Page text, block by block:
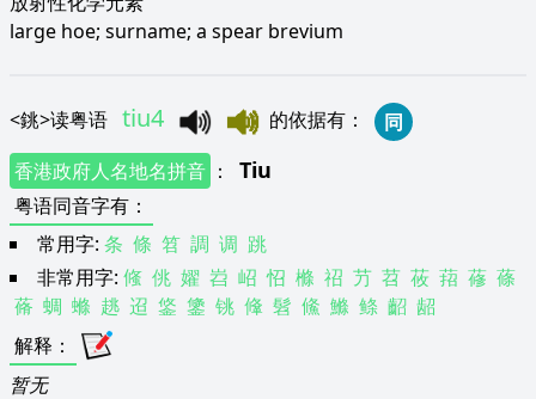
large hoe; surname; a spear brevium
<銚>读粤语 tiu4 的依据有 ：
同
香港政府人名地名拼音 ： Tiu
粤语同音字有 ：
常用字: 条 條 笤 調 调 跳
非常用字: 䖺 佻 嬥 岧 岹 怊 樤 祒 芀 苕 莜 萔 蓚 蓧
蓨 蜩 螩 趒 迢 鋚 鎥 铫 鞗 髫 鯈 鰷 鲦 齠 龆
解释 ：
暂无